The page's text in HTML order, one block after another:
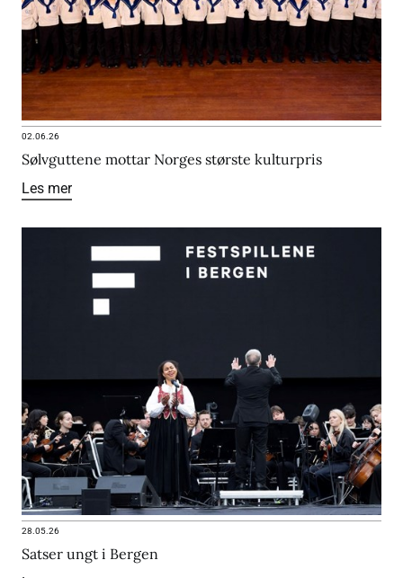
02.06.26
Sølvguttene mottar Norges største kulturpris
Les mer
28.05.26
Satser ungt i Bergen